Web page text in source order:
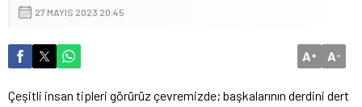
27 MAYIS 2023 20:45
A+ A-
Çeşitli insan tipleri görürüz çevremizde; başkalarının derdini dert